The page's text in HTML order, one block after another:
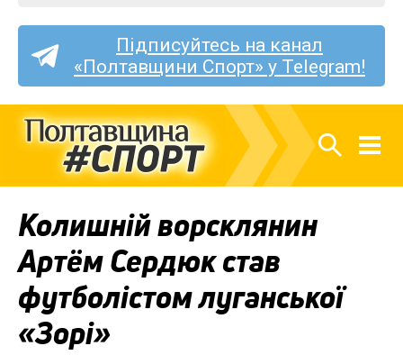
Підписуйтесь на канал
«Полтавщини Спорт» у Telegram!
Колишній ворсклянин
Артём Сердюк став
футболістом луганської
«Зорі»